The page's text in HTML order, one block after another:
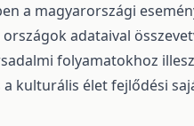
a magyarországi
adataival
folyamatokhoz
kulturális élet fejlődési